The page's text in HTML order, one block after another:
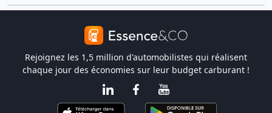
Rejoignez les 1,5 million d'automobilistes qui réalisent
chaque jour des économies sur leur budget carburant !